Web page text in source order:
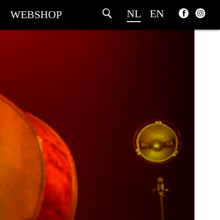
NL EN
WEBSHOP